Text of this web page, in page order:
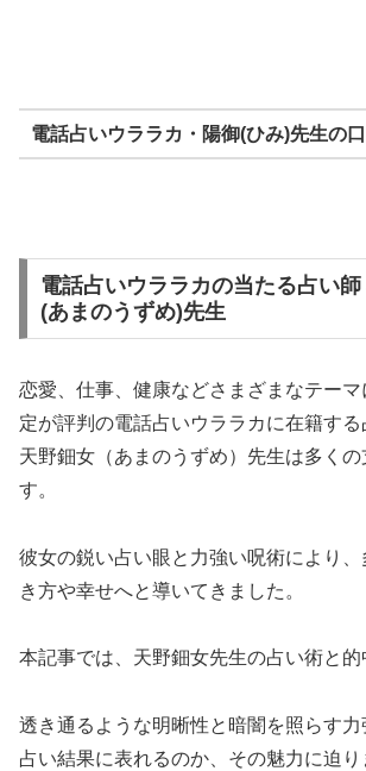
電話占いウララカ・陽御(ひみ)先生の口
電話占いウララカの当たる占い
(あまのうずめ)先生
恋愛、仕事、健康などさまざまなテー
定が評判の電話占いウララカに在籍する
天野鈿女（あまのうずめ）先生は多くの
す。
彼女の鋭い占い眼と力強い呪術により
き方や幸せへと導いてきました。
本記事では、天野鈿女先生の占い術と的
透き通るような明晰性と暗闇を照らす
占い結果に表れるのか、その魅力に迫り